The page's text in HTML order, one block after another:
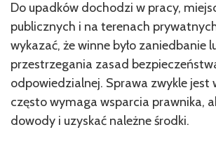
Do upadków dochodzi w pracy,
publicznych i na terenach
wykazać, że winne było zaniedbanie
przestrzegania zasad
odpowiedzialnej. Sprawa zwykle jest
często wymaga wsparcia prawnika,
dowody i uzyskać należne środki.